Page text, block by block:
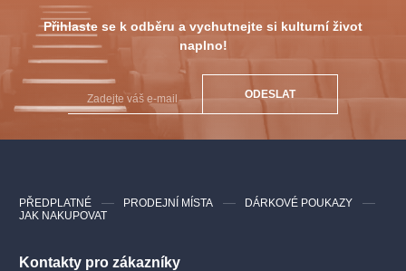
Role: Správce zámku
Johana Jedličková
Přihlaste se k odběru a vychutnejte si kulturní život
naplno!
ODESLAT
Kontakty pro zákazníky
PŘEDPLATNÉ PRODEJNÍ MÍSTA
DÁRKOVÉ POUKAZY
JAK NAKUPOVAT